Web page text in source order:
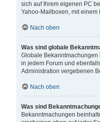
sich auf Ihrem eigenen PC
Yahoo-Mailboxen, mit einem
Nach oben
Was sind globale
Globale
in jedem Forum und
Administration vergebenen
Nach oben
Was sind
Bekanntmachungen